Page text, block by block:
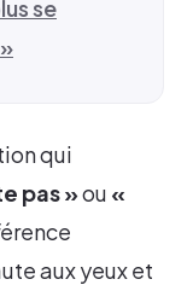
se
qui
pas »ou «
aux yeux et